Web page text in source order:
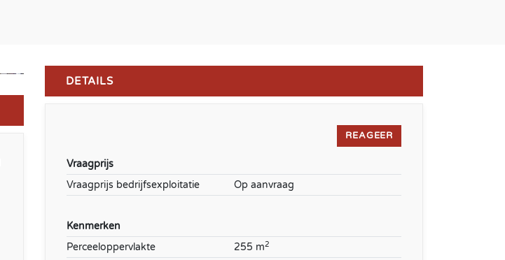
DETAILS
REAGEER
Vraagprijs
Vraagprijs bedrijfsexploitatie
Op aanvraag
Kenmerken
Perceeloppervlakte
255 m2